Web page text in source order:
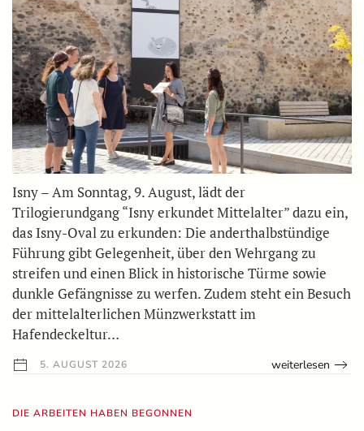
Isny – Am Sonntag, 9. August, lädt der
Trilogierundgang “Isny erkundet Mittelalter” dazu ein,
das Isny-Oval zu erkunden: Die anderthalbstündige
Führung gibt Gelegenheit, über den Wehrgang zu
streifen und einen Blick in historische Türme sowie
dunkle Gefängnisse zu werfen. Zudem steht ein Besuch
der mittelalterlichen Münzwerkstatt im
Hafendeckeltur…
5. AUGUST 2026 weiterlesen
DIE ARBEITEN HABEN BEGONNEN